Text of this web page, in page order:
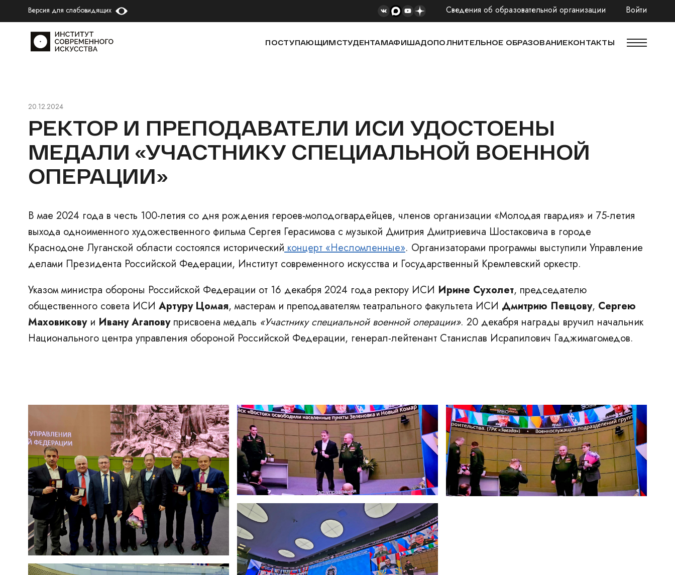
Версия для слабовидящих Сведения об образовательной организации Войти
ПОСТУПАЮЩИМСТУДЕНТАМАФИШАДОПОЛНИТЕЛЬНОЕ ОБРАЗОВАНИЕКОНТАКТЫ
20.12.2024
РЕКТОР И ПРЕПОДАВАТЕЛИ ИСИ УДОСТОЕНЫ
МЕДАЛИ «УЧАСТНИКУ СПЕЦИАЛЬНОЙ ВОЕННОЙ
ОПЕРАЦИИ»
В мае 2024 года в честь 100-летия со дня рождения героев-молодогвардейцев, членов организации «Молодая гвардия» и 75-летия
выхода одноименного художественного фильма Сергея Герасимова с музыкой Дмитрия Дмитриевича Шостаковича в городе
Краснодоне Луганской области состоялся исторический концерт «Несломленные». Организаторами программы выступили Управление
делами Президента Российской Федерации, Институт современного искусства и Государственный Кремлевский оркестр.
Указом министра обороны Российской Федерации от 16 декабря 2024 года ректору ИСИ Ирине Сухолет, председателю
общественного совета ИСИ Артуру Цомая, мастерам и преподавателям театрального факультета ИСИ Дмитрию Певцову, Сергею
Маховиковуи Ивану Агаповуприсвоена медаль «Участнику специальной военной операции». 20 декабря награды вручил начальник
Национального центра управления обороной Российской Федерации, генерал-лейтенант Станислав Исрапилович Гаджимагомедов.